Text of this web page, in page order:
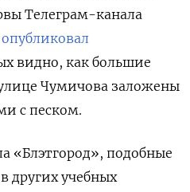
Телеграм-канала
опубликовал
видно, как большие
Чумичова заложены
с песком.
«Блэтгород», подобные
других учебных